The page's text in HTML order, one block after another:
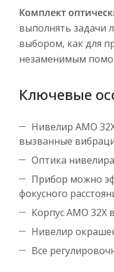
Комплект
выполнять задачи
выбором, как для
незаменимым
Ключевые
Нивелир AMO
вызванные
Оптика
Прибор можно
фокусного
Корпус AMO
Нивелир
Все